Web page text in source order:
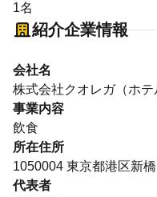
1名
紹介企業情報
会社名
株式会社クオレガ（ホテ
事業内容
飲食
所在住所
1050004 東京都港区新
代表者